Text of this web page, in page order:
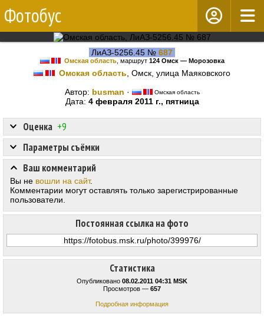
Фотобус
ЛиАЗ-5256.45 № 687
Омская область, маршрут 124 Омск — Морозовка
Омская область , Омск, улица Маяковского
Автор: busman · Омская область
Дата: 4 февраля 2011 г., пятница
Статистика
Опубликовано 08.02.2011 04:31 MSK
Просмотров — 657
Подробная информация
Оценка +9
Постоянная ссылка на фото
Параметры съёмки
Ваш комментарий
Вы не вошли на сайт.
Комментарии могут оставлять только зарегистрированные
пользователи.